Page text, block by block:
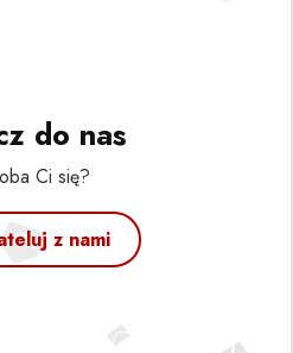
do nas
Ci się?
z nami